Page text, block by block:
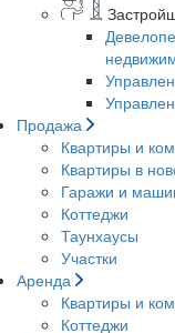
Продажа
Квартиры и
Квартиры в
Гаражи и
Коттеджи
Таунхаусы
Участки
Аренда
Квартиры и
Коттеджи